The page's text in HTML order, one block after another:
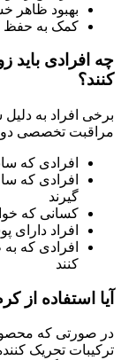
بهبود ظاهر
کمک به حفظ
چه افرادی باید
کنند؟
برخی افراد به
مراقبت تخصصی
افرادی که
افرادی که
گیرند
کسانی که
افراد
افرادی که
کنند
آیا استفاده از
در صورتی که
ترکیبات تحریک